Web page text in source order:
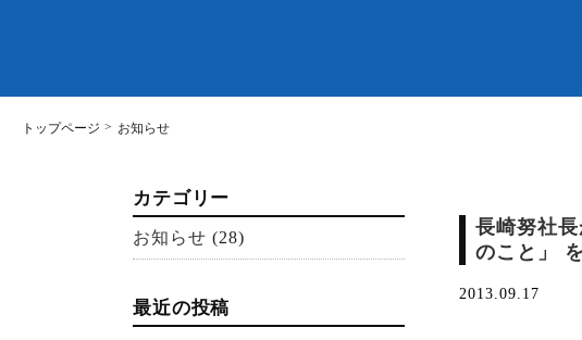
トップページ お知らせ
長崎努社
のこと」
2013.09.17
カテゴリー
お知らせ (28)
最近の投稿